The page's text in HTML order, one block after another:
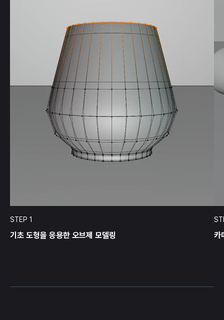
STEP 1
기초 도형을 응용한 오브제 모델링 카